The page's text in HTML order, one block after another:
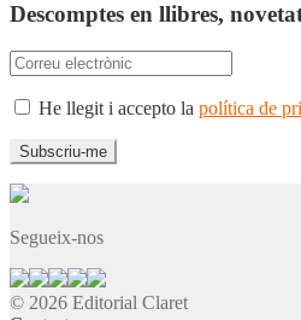
Descomptes en llibres,
He llegit i accepto la política de
Segueix-nos
© 2026 Editorial Claret